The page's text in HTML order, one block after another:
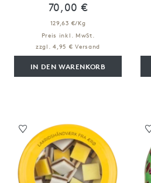
70,00 €
129,63 €/Kg
Preis inkl. MwSt.
zzgl. 4,95 € Versand
IN DEN WARENKORB